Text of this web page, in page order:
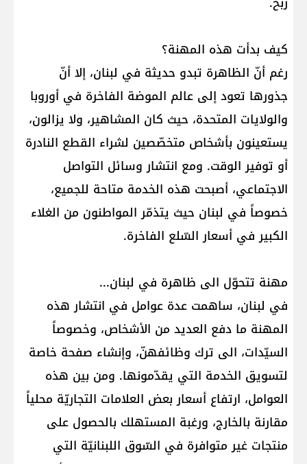
كيف بدأت هذه المهنة؟
رغم أنّ الظاهرة تبدو حديثة في لبنان، إلا أنّ
جذورها تعود إلى عالم الموضة الفاخرة في أوروبا
والولايات المتحدة، حيث كان المشاهير، ولا يزالون،
يستعينون بأشخاص متخصّصين لشراء القطع النادرة
أو توفير الوقت. ومع انتشار وسائل التواصل
الاجتماعي، أصبحت هذه الخدمة متاحة للجميع،
خصوصاً في لبنان حيث يتذمّر المواطنون من الغلاء
الكبير في أسعار السّلع الفاخرة.
مهنة تتحوّل الى ظاهرة في لبنان...
في لبنان، ساهمت عدة عوامل في انتشار هذه
المهنة ما دفع العديد من الأشخاص، وخصوصاً
السيّدات، الى ترك وظائفهنّ، وإنشاء صفحة خاصة
لتسويق الخدمة التي يقدّمونها. ومن بين هذه
العوامل، ارتفاع أسعار بعض العلامات التجاريّة محلياً
مقارنة بالخارج، ورغبة المستهلك بالحصول على
منتجات غير متوافرة في السّوق اللبنانيّة التي